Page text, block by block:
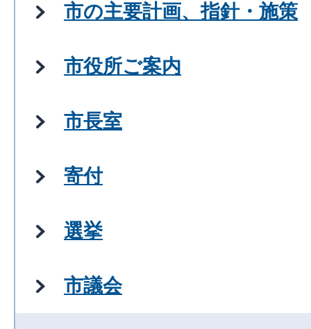
市の主要計画、指針・施策
市役所ご案内
市長室
寄付
選挙
市議会